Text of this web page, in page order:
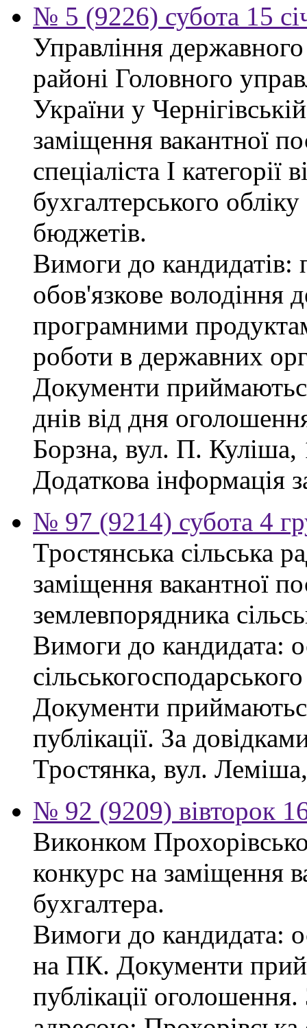
№ 5 (9226) субота 15
Управління
районі Головного
України у
заміщення вакантної
спеціаліста І категорії
бухгалтерського
бюджетів.
Вимоги до кандидатів:
обов'язкове
програмними
роботи в державних
Документи
днів від дня
Борзна, вул. П. Куліша,
Додаткова інформація
№ 97 (9214) субота 4
Тростянська сільська
заміщення вакантної
землевпорядника
Вимоги до кандидата:
Документи
публікації. За
Тростянка, вул.
№ 92 (9209) вівторок
Виконком
конкурс на заміщення
бухгалтера.
Вимоги до кандидата:
на ПК. Документи
публікації